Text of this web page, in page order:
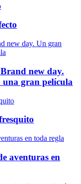
new day.
gran película
aventuras en